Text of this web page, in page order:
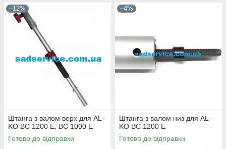
–12%
Штанга з валом верх для AL-
KO BC 1200 E, BC 1000 E
Готово до відправки
–4%
Штанга з валом низ для AL-
KO BC 1200 E
Готово до відправки